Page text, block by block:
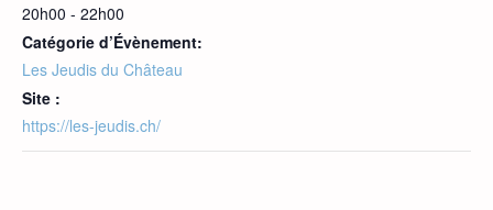
20h00 - 22h00
Catégorie d’Évènement:
Les Jeudis du Château
Site :
https://les-jeudis.ch/